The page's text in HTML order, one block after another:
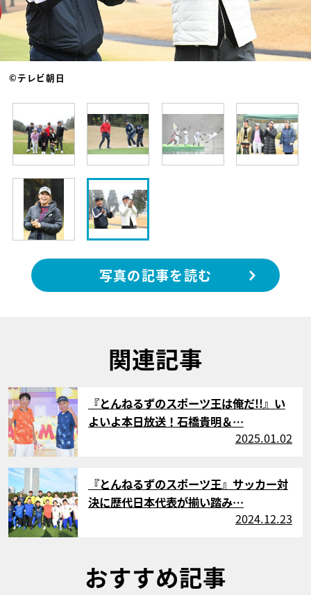
©テレビ朝日
写真の記事を読む
関連記事
サムネイル
『とんねるずのスポーツ王は俺だ!!』い
よいよ本日放送！石橋貴明＆…
2025.01.02
サムネイル
『とんねるずのスポーツ王』サッカー対
決に歴代日本代表が揃い踏み…
2024.12.23
おすすめ記事